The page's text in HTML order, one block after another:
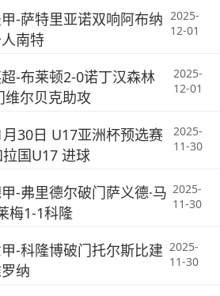
-萨特里亚诺双响阿布纳
南特
2025-
12-01
-布莱顿2-0诺丁汉森林
维尔贝克助攻
2025-
12-01
30日 U17亚洲杯预选赛
国U17 进球
2025-
11-30
-弗里德尔破门萨义德·马
梅1-1科隆
2025-
11-30
-科隆博破门托尔斯比建
纳
2025-
11-30